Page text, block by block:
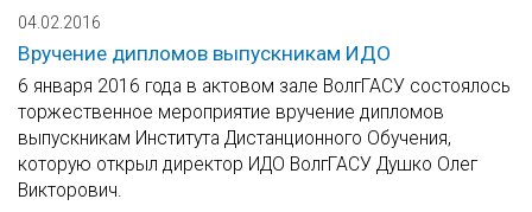
04.02.2016
Вручение дипломов выпускникам ИДО
6 января 2016 года в актовом зале ВолгГАСУ состоялось
торжественное мероприятие вручение дипломов
выпускникам Института Дистанционного Обучения,
которую открыл директор ИДО ВолгГАСУ Душко Олег
Викторович.